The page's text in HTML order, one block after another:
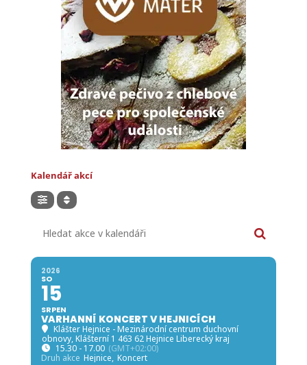
Kalendář akcí
2026
SO
15
SRPEN
VARHANNÍ KONCERT V HEJNICÍCH
Klášter Hejnice - Mezinárodní centrum duchovní
obnovy, Klášterní 1 463 62 Hejnice Liberecký kraj
15.30 - 17.00 (GMT+02:00)
Druh akce Hejnice, Koncert